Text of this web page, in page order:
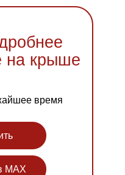
на крыше
время
MAX